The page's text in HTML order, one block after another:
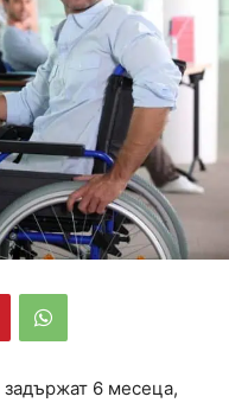
задържат 6 месеца,